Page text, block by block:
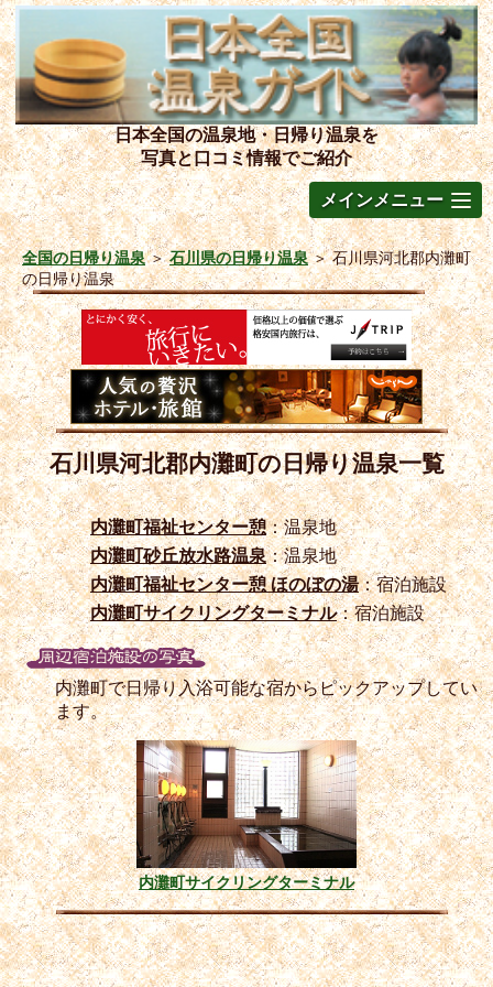
日本全国の温泉地・日帰り温泉を
写真と口コミ情報でご紹介
メインメニュー
全国の日帰り温泉＞石川県の日帰り温泉＞石川県河北郡内灘町
の日帰り温泉
石川県河北郡内灘町の日帰り温泉一覧
内灘町福祉センター憩：温泉地
内灘町砂丘放水路温泉：温泉地
内灘町福祉センター憩 ほのぼの湯：宿泊施設
内灘町サイクリングターミナル：宿泊施設
内灘町で日帰り入浴可能な宿からピックアップしてい
ます。
内灘町サイクリングターミナル